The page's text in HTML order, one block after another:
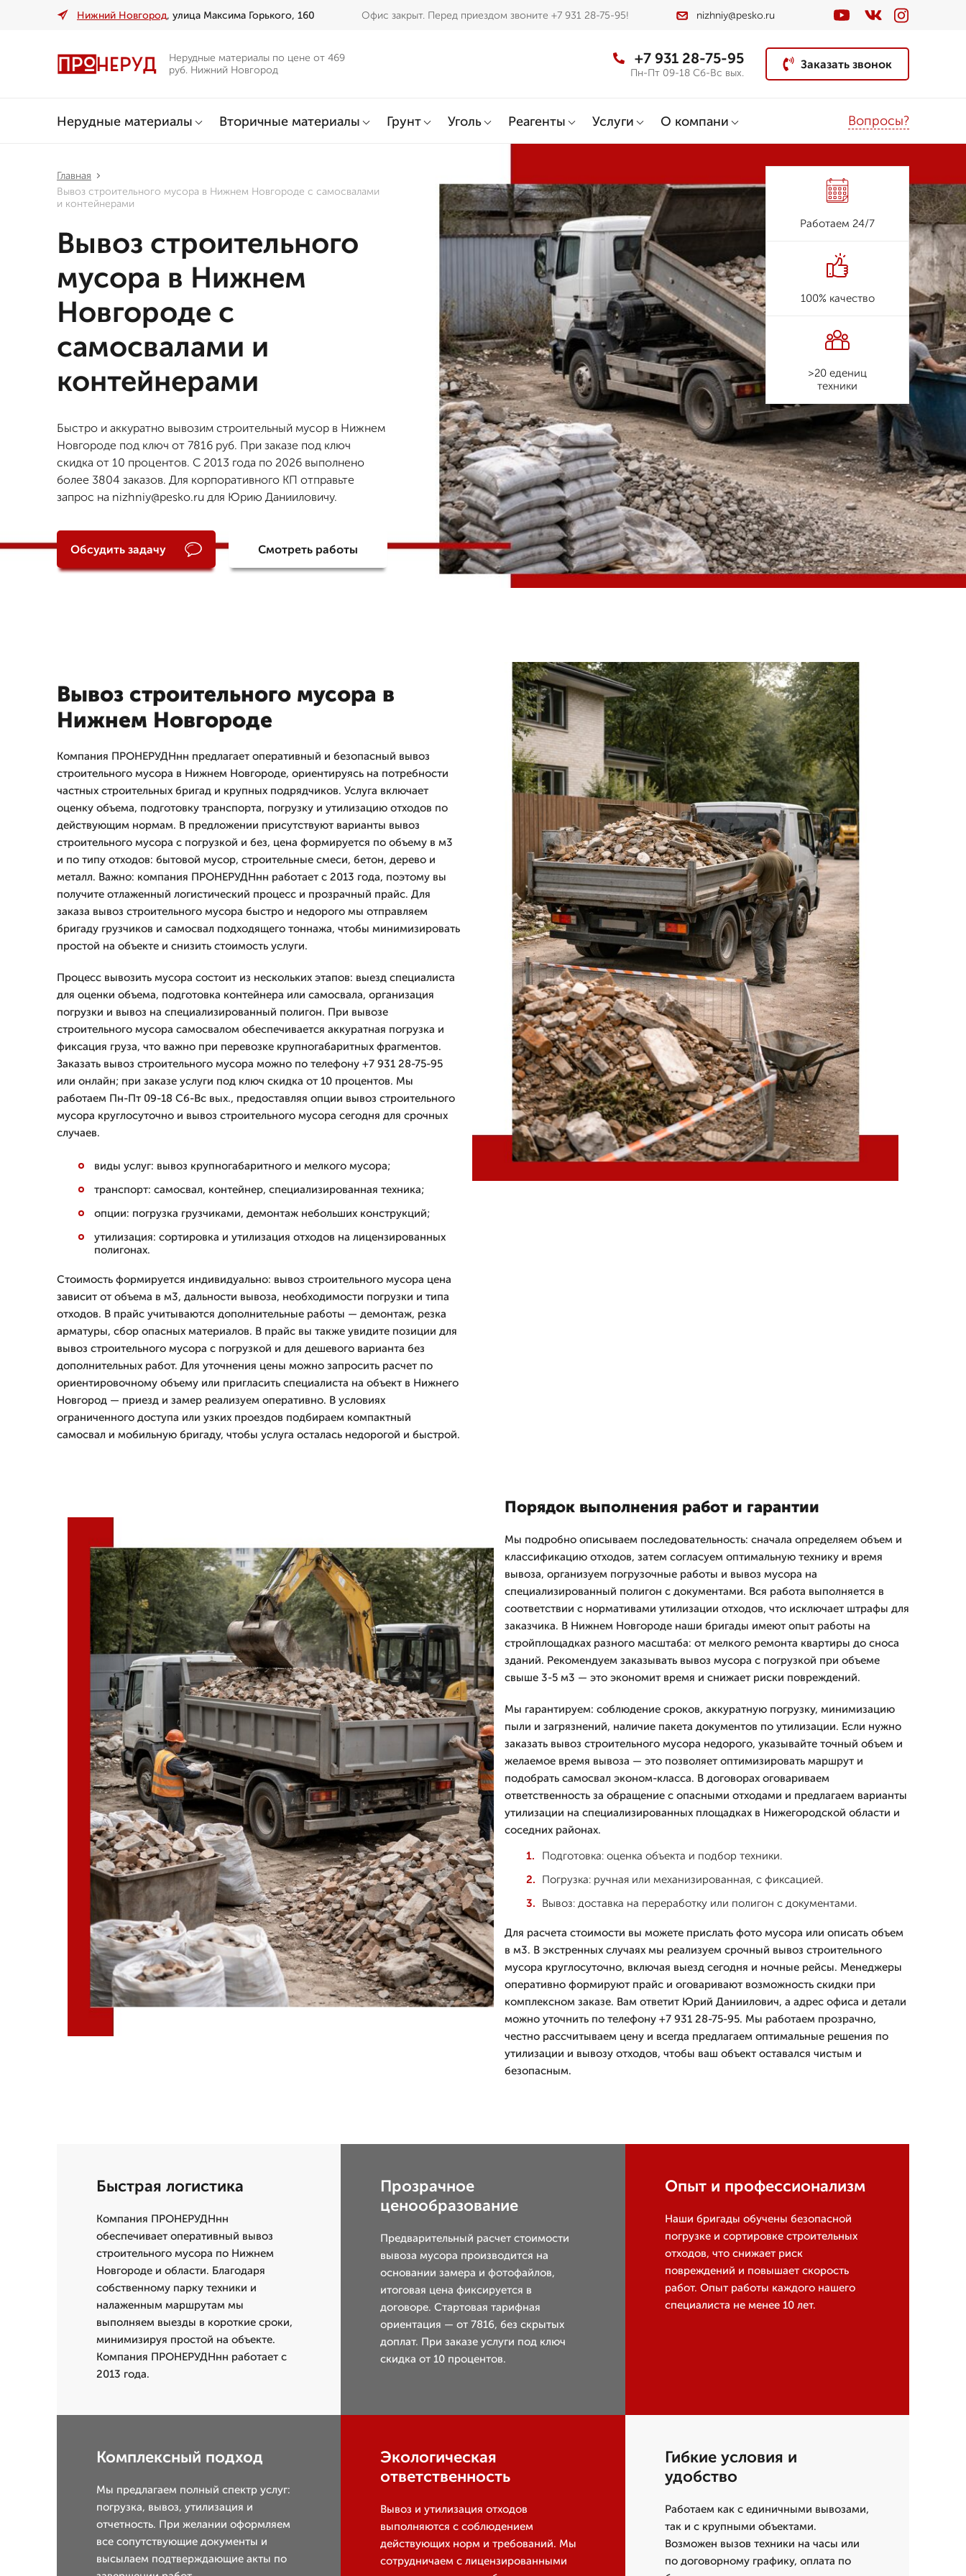
Нижний Новгород, улица Максима Горького, 160 Офис закрыт. Перед приездом звоните +7 931 28-75-95! nizhniy@pesko.ru
Нерудные материалы по цене от 469
руб. Нижний Новгород
+7 931 28-75-95
Пн-Пт 09-18 Сб-Вс вых.
Заказать звонок
Нерудные материалы Вторичные материалы Грунт Уголь Реагенты Услуги О компани Вопросы?
Главная
Вывоз строительного мусора в Нижнем Новгороде с самосвалами
и контейнерами
Вывоз строительного
мусора в Нижнем
Новгороде с
самосвалами и
контейнерами
Быстро и аккуратно вывозим строительный мусор в Нижнем
Новгороде под ключ от 7816 руб. При заказе под ключ
скидка от 10 процентов. С 2013 года по 2026 выполнено
более 3804 заказов. Для корпоративного КП отправьте
запрос на nizhniy@pesko.ru для Юрию Данииловичу.
Обсудить задачу Смотреть работы
Работаем 24/7
100% качество
>20 едениц
техники
Вывоз строительного мусора в
Нижнем Новгороде
Компания ПРОНЕРУДНнн предлагает оперативный и безопасный вывоз
строительного мусора в Нижнем Новгороде, ориентируясь на потребности
частных строительных бригад и крупных подрядчиков. Услуга включает
оценку объема, подготовку транспорта, погрузку и утилизацию отходов по
действующим нормам. В предложении присутствуют варианты вывоз
строительного мусора с погрузкой и без, цена формируется по объему в м3
и по типу отходов: бытовой мусор, строительные смеси, бетон, дерево и
металл. Важно: компания ПРОНЕРУДНнн работает с 2013 года, поэтому вы
получите отлаженный логистический процесс и прозрачный прайс. Для
заказа вывоз строительного мусора быстро и недорого мы отправляем
бригаду грузчиков и самосвал подходящего тоннажа, чтобы минимизировать
простой на объекте и снизить стоимость услуги.
Процесс вывозить мусора состоит из нескольких этапов: выезд специалиста
для оценки объема, подготовка контейнера или самосвала, организация
погрузки и вывоз на специализированный полигон. При вывозе
строительного мусора самосвалом обеспечивается аккуратная погрузка и
фиксация груза, что важно при перевозке крупногабаритных фрагментов.
Заказать вывоз строительного мусора можно по телефону +7 931 28-75-95
или онлайн; при заказе услуги под ключ скидка от 10 процентов. Мы
работаем Пн-Пт 09-18 Сб-Вс вых., предоставляя опции вывоз строительного
мусора круглосуточно и вывоз строительного мусора сегодня для срочных
случаев.
виды услуг: вывоз крупногабаритного и мелкого мусора;
транспорт: самосвал, контейнер, специализированная техника;
опции: погрузка грузчиками, демонтаж небольших конструкций;
утилизация: сортировка и утилизация отходов на лицензированных
полигонах.
Стоимость формируется индивидуально: вывоз строительного мусора цена
зависит от объема в м3, дальности вывоза, необходимости погрузки и типа
отходов. В прайс учитываются дополнительные работы — демонтаж, резка
арматуры, сбор опасных материалов. В прайс вы также увидите позиции для
вывоз строительного мусора с погрузкой и для дешевого варианта без
дополнительных работ. Для уточнения цены можно запросить расчет по
ориентировочному объему или пригласить специалиста на объект в Нижнего
Новгород — приезд и замер реализуем оперативно. В условиях
ограниченного доступа или узких проездов подбираем компактный
самосвал и мобильную бригаду, чтобы услуга осталась недорогой и быстрой.
Порядок выполнения работ и гарантии
Мы подробно описываем последовательность: сначала определяем объем и
классификацию отходов, затем согласуем оптимальную технику и время
вывоза, организуем погрузочные работы и вывоз мусора на
специализированный полигон с документами. Вся работа выполняется в
соответствии с нормативами утилизации отходов, что исключает штрафы для
заказчика. В Нижнем Новгороде наши бригады имеют опыт работы на
стройплощадках разного масштаба: от мелкого ремонта квартиры до сноса
зданий. Рекомендуем заказывать вывоз мусора с погрузкой при объеме
свыше 3-5 м3 — это экономит время и снижает риски повреждений.
Мы гарантируем: соблюдение сроков, аккуратную погрузку, минимизацию
пыли и загрязнений, наличие пакета документов по утилизации. Если нужно
заказать вывоз строительного мусора недорого, указывайте точный объем и
желаемое время вывоза — это позволяет оптимизировать маршрут и
подобрать самосвал эконом-класса. В договорах оговариваем
ответственность за обращение с опасными отходами и предлагаем варианты
утилизации на специализированных площадках в Нижегородской области и
соседних районах.
Подготовка: оценка объекта и подбор техники.
Погрузка: ручная или механизированная, с фиксацией.
Вывоз: доставка на переработку или полигон с документами.
Для расчета стоимости вы можете прислать фото мусора или описать объем
в м3. В экстренных случаях мы реализуем срочный вывоз строительного
мусора круглосуточно, включая выезд сегодня и ночные рейсы. Менеджеры
оперативно формируют прайс и оговаривают возможность скидки при
комплексном заказе. Вам ответит Юрий Даниилович, а адрес офиса и детали
можно уточнить по телефону +7 931 28-75-95. Мы работаем прозрачно,
честно рассчитываем цену и всегда предлагаем оптимальные решения по
утилизации и вывозу отходов, чтобы ваш объект оставался чистым и
безопасным.
Быстрая логистика
Компания ПРОНЕРУДНнн
обеспечивает оперативный вывоз
строительного мусора по Нижнем
Новгороде и области. Благодаря
собственному парку техники и
налаженным маршрутам мы
выполняем выезды в короткие сроки,
минимизируя простой на объекте.
Компания ПРОНЕРУДНнн работает с
2013 года.
Прозрачное
ценообразование
Предварительный расчет стоимости
вывозa мусора производится на
основании замера и фотофайлов,
итоговая цена фиксируется в
договоре. Стартовая тарифная
ориентация — от 7816, без скрытых
доплат. При заказе услуги под ключ
скидка от 10 процентов.
Опыт и профессионализм
Наши бригады обучены безопасной
погрузке и сортировке строительных
отходов, что снижает риск
повреждений и повышает скорость
работ. Опыт работы каждого нашего
специалиста не менее 10 лет.
Комплексный подход
Мы предлагаем полный спектр услуг:
погрузка, вывоз, утилизация и
отчетность. При желании оформляем
все сопутствующие документы и
высылаем подтверждающие акты по
Экологическая
ответственность
Вывоз и утилизация отходов
выполняются с соблюдением
действующих норм и требований. Мы
сотрудничаем с лицензированными
Гибкие условия и
удобство
Работаем как с единичными вывозами,
так и с крупными объектами.
Возможен вызов техники на часы или
по договорному графику, оплата по